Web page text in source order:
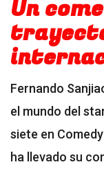
Un
Fernando
el mundo del
siete en
ha llevado su